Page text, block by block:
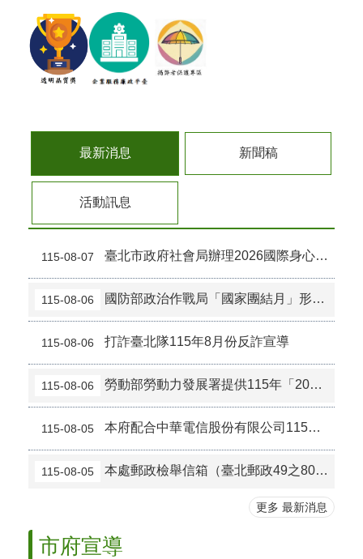
最新消息 新聞稿
活動訊息
115-08-07 臺北市政府社會局辦理2026國際身心障礙者日系列「共擁故事，共融臺北」攝影徵件活動
115-08-06 國防部政治作戰局「國家團結月」形象海報宣傳
115-08-06 打詐臺北隊115年8月份反詐宣導
115-08-06 勞動部勞動力發展署提供115年「2026城鎮韌性(防空)演習」多國語宣導
115-08-05 本府配合中華電信股份有限公司115年8月9日於市政大樓東門周邊光纜改接作業公告
115-08-05 本處郵政檢舉信箱（臺北郵政49之80號信箱）將自116年1月1日起停止使用。
更多 最新消息
市府宣導